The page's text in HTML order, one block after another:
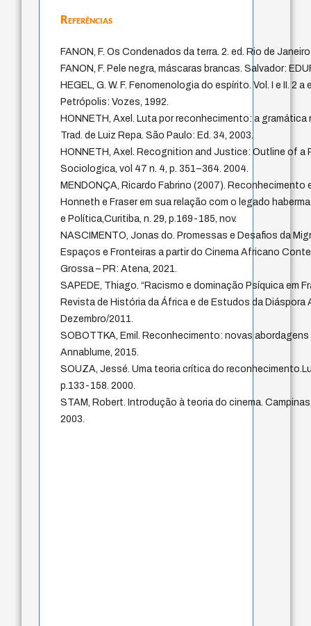
Referências
FANON, F. Os Condenados da terra. 2. ed. Rio de
FANON, F. Pele negra, máscaras brancas. Salvador:
HEGEL, G. W. F. Fenomenologia do espírito. Vol. I e II. 2
Petrópolis: Vozes, 1992.
HONNETH, Axel. Luta por reconhecimento: a
Trad. de Luiz Repa. São Paulo: Ed. 34, 2003.
HONNETH, Axel. Recognition and Justice: Outline of
Sociologica, vol 47 n. 4, p. 351–364. 2004.
MENDONÇA, Ricardo Fabrino (2007). Reconhecimento
Honneth e Fraser em sua relação com o legado
e Política,Curitiba, n. 29, p.169-185, nov.
NASCIMENTO, Jonas do. Promessas e Desafios da
Espaços e Fronteiras a partir do Cinema Africano
Grossa – PR: Atena, 2021.
SAPEDE, Thiago. “Racismo e dominação Psíquica em
Revista de História da África e de Estudos da Diáspora
Dezembro/2011.
SOBOTTKA, Emil. Reconhecimento: novas
Annablume, 2015.
SOUZA, Jessé. Uma teoria crítica do
p.133-158. 2000.
STAM, Robert. Introdução à teoria do cinema.
2003.